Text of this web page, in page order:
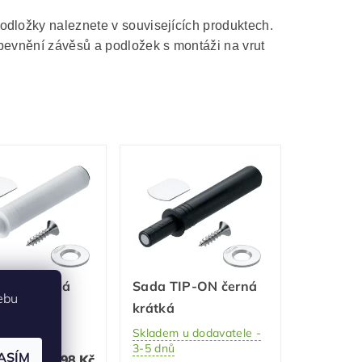
naleznete v souvisejících produktech.
závěsů a podložek s montáži na vrut
ON bílá
Sada TIP-ON černá
krátká
Skladem u dodavatele -
3-5 dnů